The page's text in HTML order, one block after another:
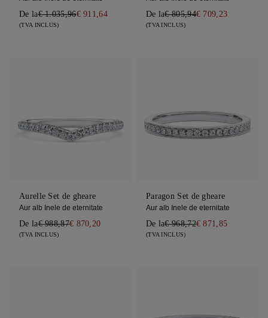
De la€ 1.035,96€ 911,64
(TVA INCLUS)
De la€ 805,94€ 709,23
(TVA INCLUS)
Aurelle Set de gheare
Aur alb Inele de eternitate
De la€ 988,87€ 870,20
(TVA INCLUS)
Paragon Set de gheare
Aur alb Inele de eternitate
De la€ 968,72€ 871,85
(TVA INCLUS)